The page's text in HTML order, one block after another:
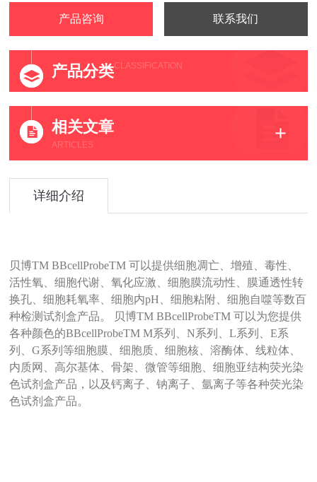
产品咨询 联系我们
产品分类CLASSIFICATION
相关文章
ARTICLES
详细介绍
贝博TM BBcellProbeTM 可以提供细胞凋亡、增殖、毒性、
活性氧、细胞代谢、氧化应激、细胞膜流动性、膜通透性转
换孔、细胞耗氧率、细胞内pH、细胞粘附、细胞自噬等数百
种检测试剂盒产品。 贝博TM BBcellProbeTM 可以为您提供
各种颜色的BBcellProbeTM M系列、N系列、L系列、E系
列、G系列等细胞膜、细胞质、细胞核、溶酶体、线粒体、
内质网、高尔基体、骨架、微管等细胞、细胞亚结构荧光染
色试剂盒产品，以及钙离子、钠离子、氩离子等各种荧光染
色试剂盒产品。